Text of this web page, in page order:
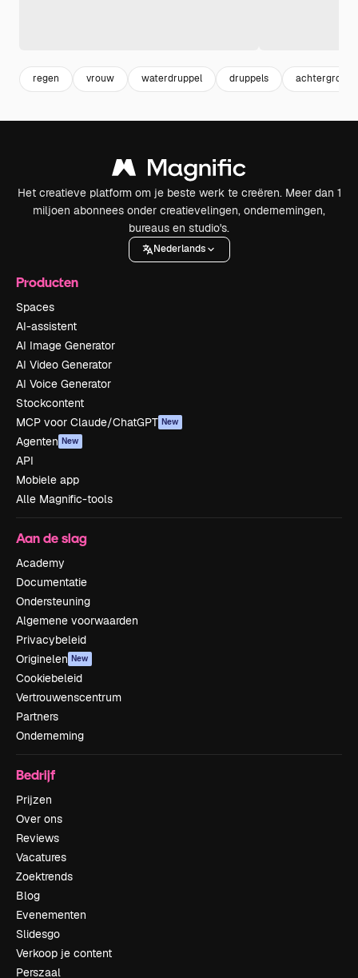
regen vrouw waterdruppel druppels achtergrond
Het creatieve platform om je beste werk te creëren. Meer dan 1
miljoen abonnees onder creatievelingen, ondernemingen,
bureaus en studio's.
Nederlands
Producten
Spaces
AI-assistent
AI Image Generator
AI Video Generator
AI Voice Generator
Stockcontent
MCP voor Claude/ChatGPT New
Agenten New
API
Mobiele app
Alle Magnific-tools
Aan de slag
Academy
Documentatie
Ondersteuning
Algemene voorwaarden
Privacybeleid
Originelen New
Cookiebeleid
Vertrouwenscentrum
Partners
Onderneming
Bedrijf
Prijzen
Over ons
Reviews
Vacatures
Zoektrends
Blog
Evenementen
Slidesgo
Verkoop je content
Perszaal